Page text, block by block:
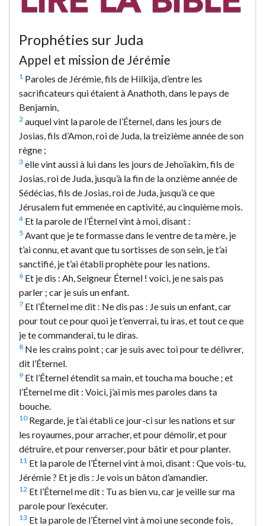
Prophéties sur Juda
Appel et mission de Jérémie
1 Paroles de Jérémie, fils de Hilkija, d’entre les
sacrificateurs qui étaient à Anathoth, dans le pays de
Benjamin,
2 auquel vint la parole de l’Éternel, dans les jours de
Josias, fils d’Amon, roi de Juda, la treizième année de son
règne ;
3 elle vint aussi à lui dans les jours de Jehoïakim, fils de
Josias, roi de Juda, jusqu’à la fin de la onzième année de
Sédécias, fils de Josias, roi de Juda, jusqu’à ce que
Jérusalem fut emmenée en captivité, au cinquième mois.
4 Et la parole de l’Éternel vint à moi, disant :
5 Avant que je te formasse dans le ventre de ta mère, je
t’ai connu, et avant que tu sortisses de son sein, je t’ai
sanctifié, je t’ai établi prophète pour les nations.
6 Et je dis : Ah, Seigneur Éternel ! voici, je ne sais pas
parler ; car je suis un enfant.
7 Et l’Éternel me dit : Ne dis pas : Je suis un enfant, car
pour tout ce pour quoi je t’enverrai, tu iras, et tout ce que
je te commanderai, tu le diras.
8 Ne les crains point ; car je suis avec toi pour te délivrer,
dit l’Éternel.
9 Et l’Éternel étendit sa main, et toucha ma bouche ; et
l’Éternel me dit : Voici, j’ai mis mes paroles dans ta
bouche.
10Regarde, je t’ai établi ce jour-ci sur les nations et sur
les royaumes, pour arracher, et pour démolir, et pour
détruire, et pour renverser, pour bâtir et pour planter.
11 Et la parole de l’Éternel vint à moi, disant : Que vois-tu,
Jérémie ? Et je dis : Je vois un bâton d’amandier.
12 Et l’Éternel me dit : Tu as bien vu, car je veille sur ma
parole pour l’exécuter.
13 Et la parole de l’Éternel vint à moi une seconde fois,